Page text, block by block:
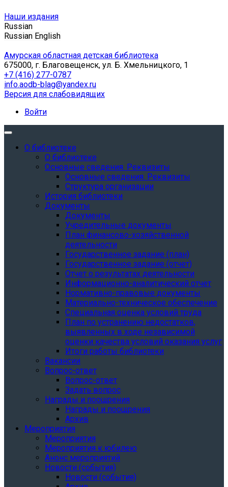
Наши издания
Russian
Russian English
Амурская областная детская библиотека
675000, г. Благовещенск, ул. Б. Хмельницкого, 1
+7 (416) 277-0787
info.aodb-blag@yandex.ru
Версия для слабовидящих
Войти
О библиотеке
О библиотеке
Основные сведения. Реквизиты
Основные сведения. Реквизиты
Структура организации
История библиотеки
Документы
Документы
Учредительные документы
План финансово-хозяйственной
деятельности
Государственное задание (план)
Государственное задание (отчет)
Отчет о результатах деятельности
Информационно-аналитический отчет
Нормативно-правовые документы
Материально-техническое обеспечение
Специальная оценка условий труда
План по устранению недостатков,
выявленных в ходе независимой
оценки качества условий оказания услуг
Итоги работы библиотеки
Вакансии
Вопрос-ответ
Вопрос-ответ
Задать вопрос
Награды и поощрения
Награды и поощрения
Архив
Мероприятия
Мероприятия
Мероприятия к юбилею
Анонс мероприятий
Новости (события)
Новости (события)